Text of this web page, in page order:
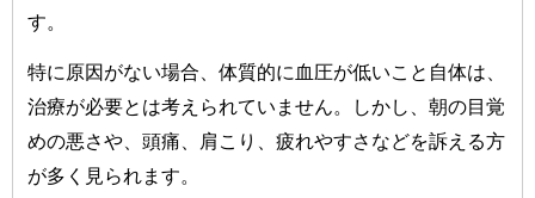
す。
特に原因がない場合、体質的に血圧が低いこと自体は、
治療が必要とは考えられていません。しかし、朝の目覚
めの悪さや、頭痛、肩こり、疲れやすさなどを訴える方
が多く見られます。